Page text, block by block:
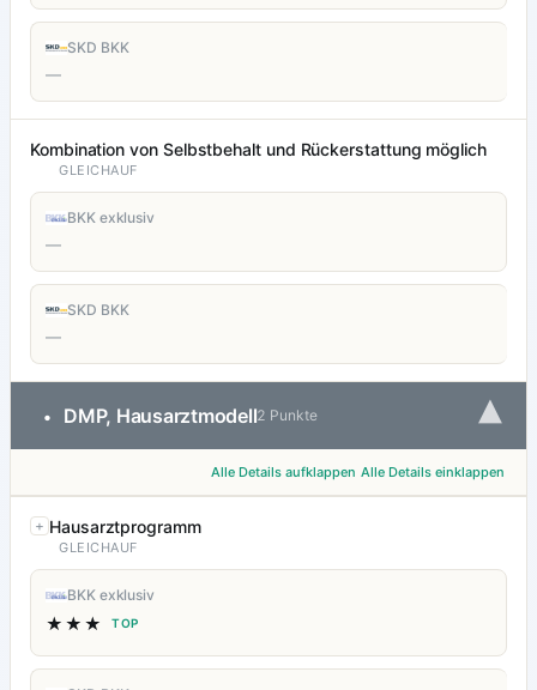
SKD BKK
—
Kombination von Selbstbehalt und Rückerstattung möglich
GLEICHAUF
BKK exklusiv
—
SKD BKK
—
• DMP, Hausarztmodell2 Punkte ▾
Alle Details aufklappen Alle Details einklappen
Hausarztprogramm
GLEICHAUF
BKK exklusiv
★★★ TOP